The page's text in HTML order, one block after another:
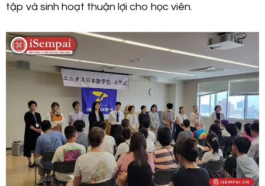
tập và sinh hoạt thuận lợi cho học viên.